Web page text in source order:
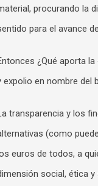
procurando la
para el avance
¿Qué aporta
expolio en nombre del
transparencia y los
(como
euros de todos, a
social, ética y